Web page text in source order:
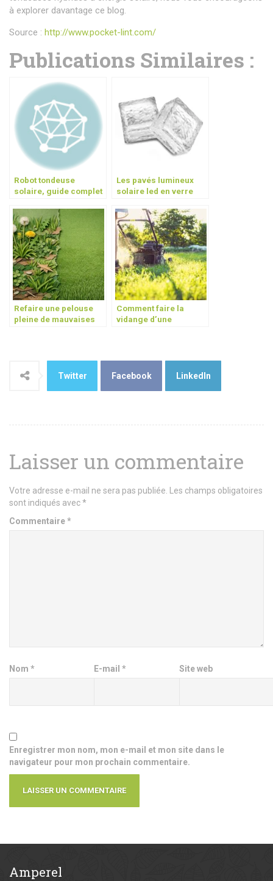
à explorer davantage ce blog.
Source : http://www.pocket-lint.com/
Publications Similaires :
Robot tondeuse
solaire, guide complet
Les pavés lumineux
solaire led en verre
Refaire une pelouse
pleine de mauvaises
Comment faire la
vidange d’une
Twitter Facebook LinkedIn
Laisser un commentaire
Votre adresse e-mail ne sera pas publiée. Les champs obligatoires
sont indiqués avec*
Commentaire*
Nom * E-mail* Site web
Enregistrer mon nom, mon e-mail et mon site dans le
navigateur pour mon prochain commentaire.
Amperel